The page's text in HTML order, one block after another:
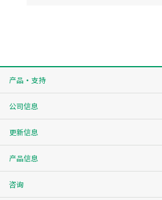
产品・支持
公司信息
更新信息
产品信息
咨询